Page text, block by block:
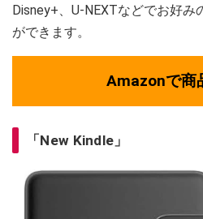
Disney+、U-NEXTなどでお好み
ができます。
Amazonで商
「New Kindle」